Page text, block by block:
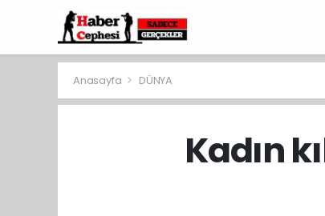
Anasayfa DÜNYA
Kadın